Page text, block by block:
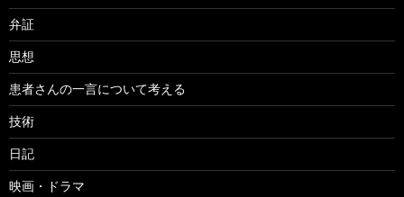
弁証
思想
患者さんの一言について考える
技術
日記
映画・ドラマ